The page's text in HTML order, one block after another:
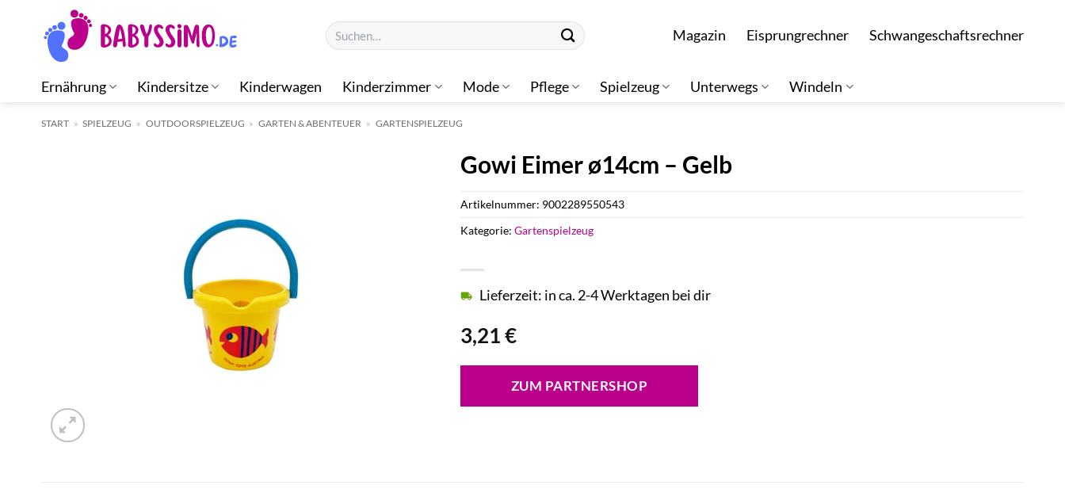
springen
Suchen
nach:
Magazin Eisprungrechner Schwangeschaftsrechner
Ernährung Kindersitze Kinderwagen Kinderzimmer Mode Pflege Spielzeug Unterwegs Windeln
START » SPIELZEUG » OUTDOORSPIELZEUG » GARTEN & ABENTEUER » GARTENSPIELZEUG
Gowi Eimer ø14cm – Gelb
3,21€
Lieferzeit: in ca. 2-4 Werktagen bei dir
ZUM PARTNERSHOP
Artikelnummer: 9002289550543
Kategorie:Gartenspielzeug